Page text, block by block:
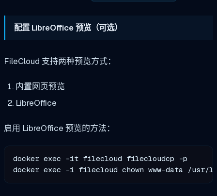
配置 LibreOffice 预览（可选）
FileCloud 支持两种预览方式：
内置网页预览
LibreOffice
启用 LibreOffice 预览的方法：
docker exec -it filecloud filecloudcp -p